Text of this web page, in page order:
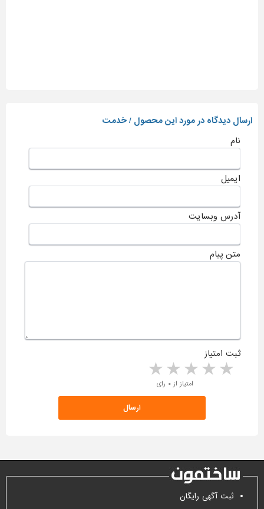
ارسال دیدگاه در مورد این محصول / خدمت
نام
ایمیل
آدرس وبسایت
متن پیام
ثبت امتیاز
4 stars 3 stars 2 stars 1 star امتیاز از ۰ رای
ثبت آگهی رایگان